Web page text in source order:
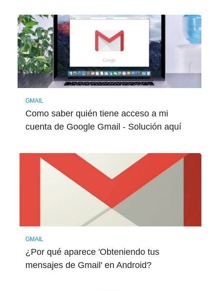
GMAIL
Como saber quién tiene acceso a mi
cuenta de Google Gmail - Solución aquí
GMAIL
¿Por qué aparece 'Obteniendo tus
mensajes de Gmail' en Android?